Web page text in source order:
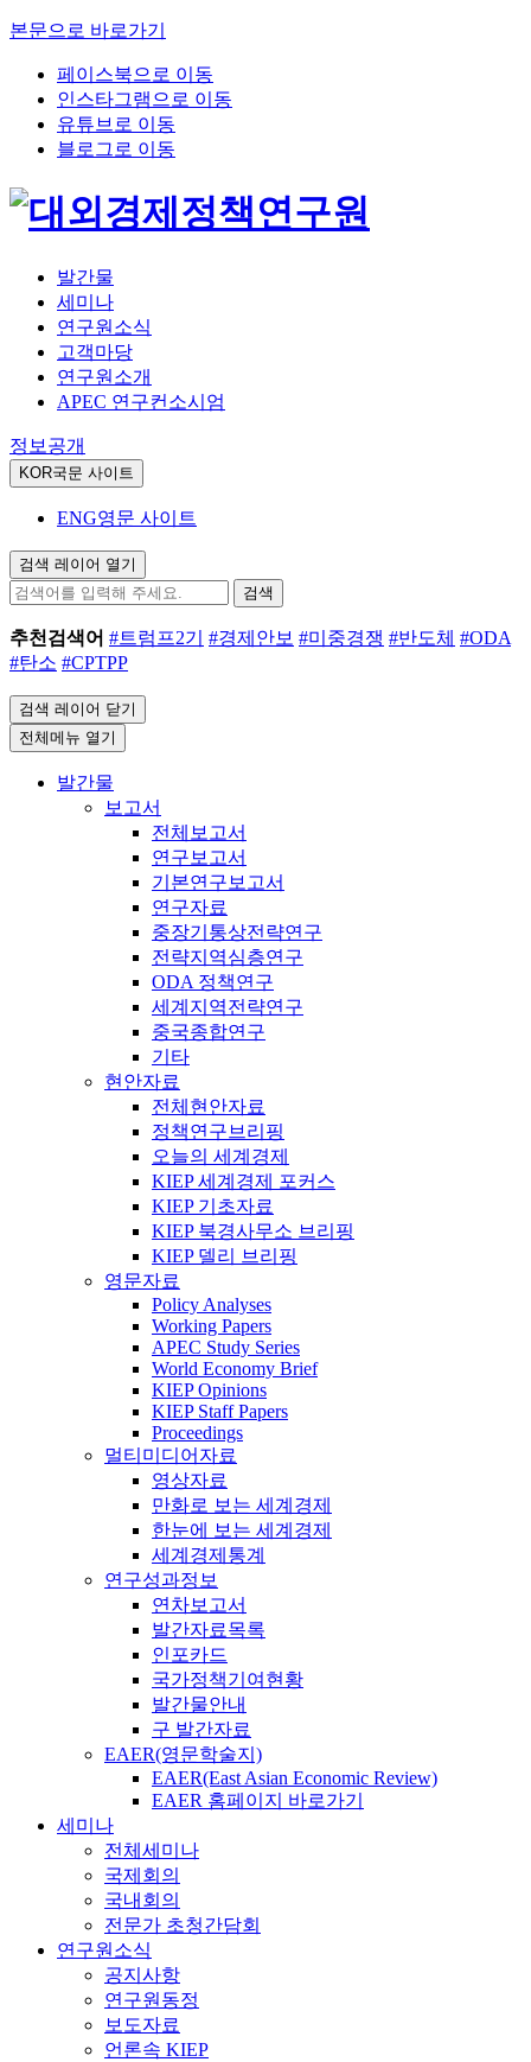
본문으로 바로가기
페이스북으로 이동
인스타그램으로 이동
유튜브로 이동
블로그로 이동
발간물
세미나
연구원소식
고객마당
연구원소개
APEC 연구컨소시엄
정보공개
KOR국문 사이트
ENG영문 사이트
검색 레이어 열기
검색
추천검색어 #트럼프2기 #경제안보 #미중경쟁 #반도체 #ODA
#탄소 #CPTPP
검색 레이어 닫기
전체메뉴 열기
발간물
보고서
전체보고서
연구보고서
기본연구보고서
연구자료
중장기통상전략연구
전략지역심층연구
ODA 정책연구
세계지역전략연구
중국종합연구
기타
현안자료
전체현안자료
정책연구브리핑
오늘의 세계경제
KIEP 세계경제 포커스
KIEP 기초자료
KIEP 북경사무소 브리핑
KIEP 델리 브리핑
영문자료
Policy Analyses
Working Papers
APEC Study Series
World Economy Brief
KIEP Opinions
KIEP Staff Papers
Proceedings
멀티미디어자료
영상자료
만화로 보는 세계경제
한눈에 보는 세계경제
세계경제통계
연구성과정보
연차보고서
발간자료목록
인포카드
국가정책기여현황
발간물안내
구 발간자료
EAER(영문학술지)
EAER(East Asian Economic Review)
EAER 홈페이지 바로가기
세미나
전체세미나
국제회의
국내회의
전문가 초청간담회
연구원소식
공지사항
연구원동정
보도자료
언론속 KIEP